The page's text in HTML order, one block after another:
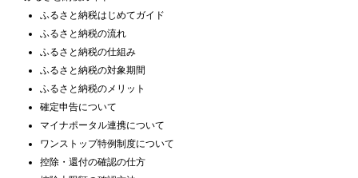
ふるさと納税はじめてガイド
ふるさと納税の流れ
ふるさと納税の仕組み
ふるさと納税の対象期間
ふるさと納税のメリット
確定申告について
マイナポータル連携について
ワンストップ特例制度について
控除・還付の確認の仕方